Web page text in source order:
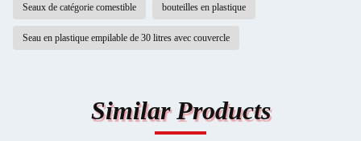
Seaux de catégorie comestible bouteilles en plastique
Seau en plastique empilable de 30 litres avec couvercle
Similar Products